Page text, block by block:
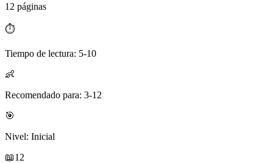
12 páginas
⏱️
Tiempo de lectura: 5-10
👶
Recomendado para: 3-12
🎯
Nivel: Inicial
📖12